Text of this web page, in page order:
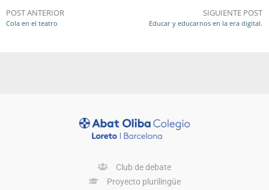
POST ANTERIOR
Cola en el teatro
SIGUIENTE POST
Educar y educarnos en la era digital.
Club de debate
Proyecto plurilingüe